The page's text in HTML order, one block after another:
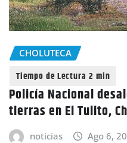
CHOLUTECA
Policía Nacional
tierras en El Tulito,
noticias Ago 6,